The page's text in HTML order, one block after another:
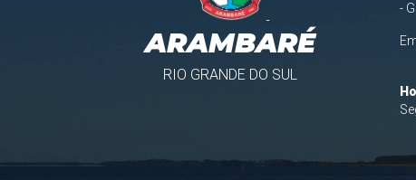
ARAMBARÉ
RIO GRANDE DO SUL
-